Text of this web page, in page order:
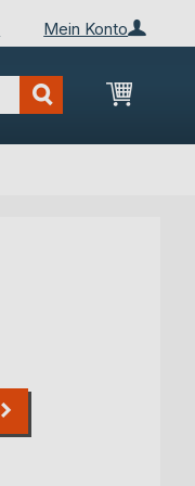
Mein Konto
Mein